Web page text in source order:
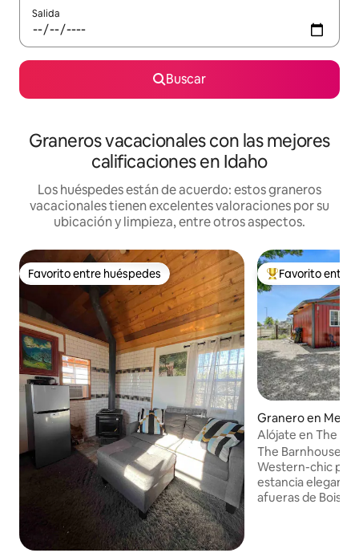
Salida
Buscar
Graneros vacacionales con las mejores
calificaciones en Idaho
Los huéspedes están de acuerdo: estos graneros
vacacionales tienen excelentes valoraciones por su
ubicación y limpieza, entre otros aspectos.
Favorito entre huéspedes
Favorito entre huéspedes Favorito entre
Favorito entre
Granero en
Alójate en The
tranquilo y
The Barnhouse
Western-chic
estancia elegante
afueras de Boise. En el interior,